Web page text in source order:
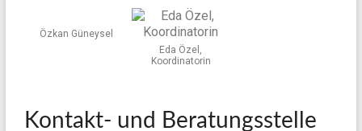
Özkan Güneysel
Eda Özel,
Koordinatorin
Kontakt- und Beratungsstelle